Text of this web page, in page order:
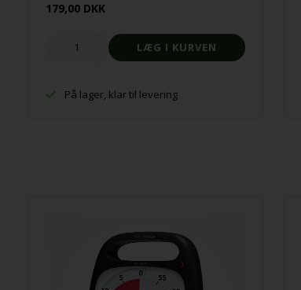
179,00 DKK
På lager, klar til levering